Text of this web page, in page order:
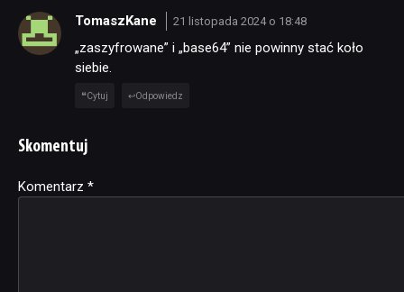
TomaszKane 21 listopada 2024 o 18:48
„zaszyfrowane” i „base64” nie powinny stać koło
siebie.
Cytuj Odpowiedz
Skomentuj
Komentarz *
Alternative: